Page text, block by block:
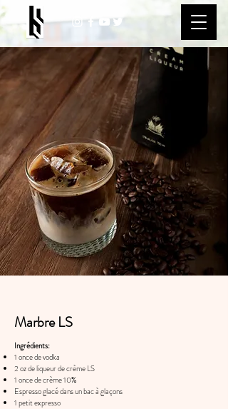
Marbre LS
Ingrédients:
1 once de vodka
2 oz de liqueur de crème LS
1 once de crème 10%
Espresso glacé dans un bac à glaçons
1 petit expresso